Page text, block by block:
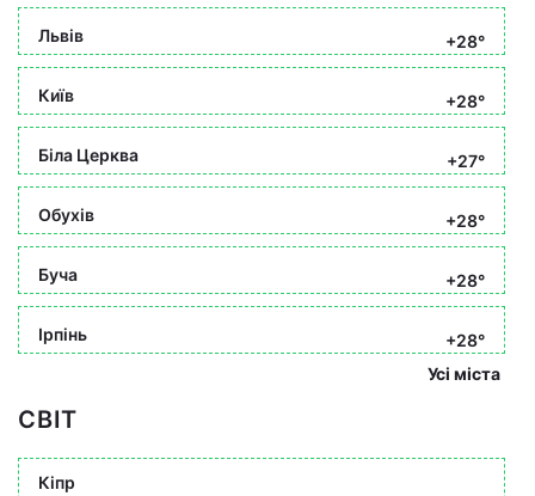
Львів +28°
Київ +28°
Біла Церква +27°
Обухів +28°
Буча +28°
Ірпінь
+28°
Усі міста
СВІТ
Кіпр